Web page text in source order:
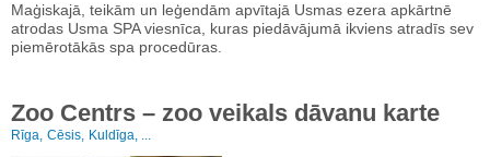
Maģiskajā, teikām un leģendām apvītajā Usmas ezera apkārtnē
atrodas Usma SPA viesnīca, kuras piedāvājumā ikviens atradīs sev
piemērotākās spa procedūras.
Zoo Centrs – zoo veikals dāvanu karte
Rīga, Cēsis, Kuldīga, ...